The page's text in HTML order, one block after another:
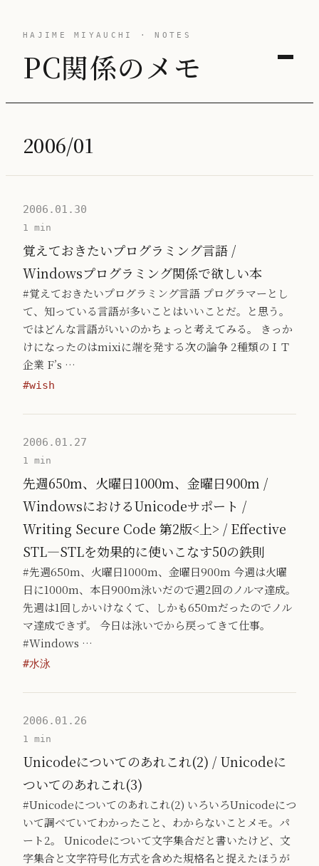
HAJIME MIYAUCHI · NOTES
PC関係のメモ
2006/01
2006.01.30
1 min
覚えておきたいプログラミング言語 /
Windowsプログラミング関係で欲しい本
#覚えておきたいプログラミング言語 プログラマーとし
て、知っている言語が多いことはいいことだ。と思う。
ではどんな言語がいいのかちょっと考えてみる。 きっか
けになったのはmixiに端を発する次の論争 2種類のＩＴ
企業 F’s …
#wish
2006.01.27
1 min
先週650m、火曜日1000m、金曜日900m /
WindowsにおけるUnicodeサポート /
Writing Secure Code 第2版<上> / Effective
STL―STLを効果的に使いこなす50の鉄則
#先週650m、火曜日1000m、金曜日900m 今週は火曜
日に1000m、本日900m泳いだので週2回のノルマ達成。
先週は1回しかいけなくて、しかも650mだったのでノル
マ達成できず。 今日は泳いでから戻ってきて仕事。
#Windows …
#水泳
2006.01.26
1 min
Unicodeについてのあれこれ(2) / Unicodeに
ついてのあれこれ(3)
#Unicodeについてのあれこれ(2) いろいろUnicodeにつ
いて調べていてわかったこと、わからないことメモ。パ
ート2。 Unicodeについて文字集合だと書いたけど、文
字集合と文字符号化方式を含めた規格名と捉えたほうが